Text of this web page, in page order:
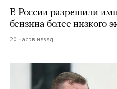
В России разрешили
бензина более низкого
20 часов назад